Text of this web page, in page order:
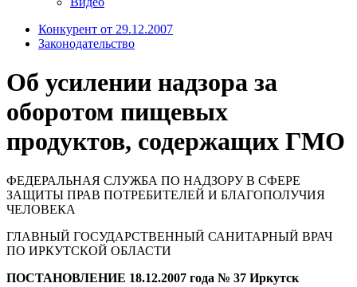
Конкурент от 29.12.2007
Законодательство
Об усилении надзора за
оборотом пищевых
продуктов, содержащих ГМО
ФЕДЕРАЛЬНАЯ СЛУЖБА ПО НАДЗОРУ В СФЕРЕ
ЗАЩИТЫ ПРАВ ПОТРЕБИТЕЛЕЙ И БЛАГОПОЛУЧИЯ
ЧЕЛОВЕКА
ГЛАВНЫЙ ГОСУДАРСТВЕННЫЙ САНИТАРНЫЙ ВРАЧ
ПО ИРКУТСКОЙ ОБЛАСТИ
ПОСТАНОВЛЕНИЕ 18.12.2007 года № 37 Иркутск